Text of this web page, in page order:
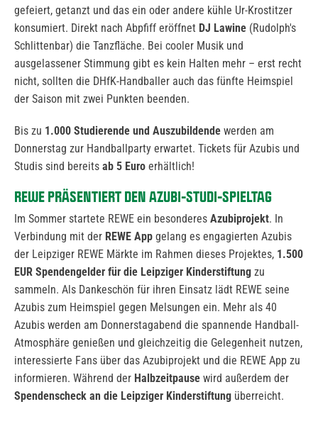
gefeiert, getanzt und das ein oder andere kühle Ur-Krostitzer
konsumiert. Direkt nach Abpfiff eröffnet DJ Lawine (Rudolph's
Schlittenbar) die Tanzfläche. Bei cooler Musik und
ausgelassener Stimmung gibt es kein Halten mehr – erst recht
nicht, sollten die DHfK-Handballer auch das fünfte Heimspiel
der Saison mit zwei Punkten beenden.
Bis zu 1.000 Studierende und Auszubildende werden am
Donnerstag zur Handballparty erwartet. Tickets für Azubis und
Studis sind bereits ab 5 Euro erhältlich!
REWE PRÄSENTIERT DEN AZUBI-STUDI-SPIELTAG
Im Sommer startete REWE ein besonderes Azubiprojekt. In
Verbindung mit der REWE App gelang es engagierten Azubis
der Leipziger REWE Märkte im Rahmen dieses Projektes, 1.500
EUR Spendengelder für die Leipziger Kinderstiftung zu
sammeln. Als Dankeschön für ihren Einsatz lädt REWE seine
Azubis zum Heimspiel gegen Melsungen ein. Mehr als 40
Azubis werden am Donnerstagabend die spannende Handball-
Atmosphäre genießen und gleichzeitig die Gelegenheit nutzen,
interessierte Fans über das Azubiprojekt und die REWE App zu
informieren. Während der Halbzeitpause wird außerdem der
Spendenscheck an die Leipziger Kinderstiftung überreicht.